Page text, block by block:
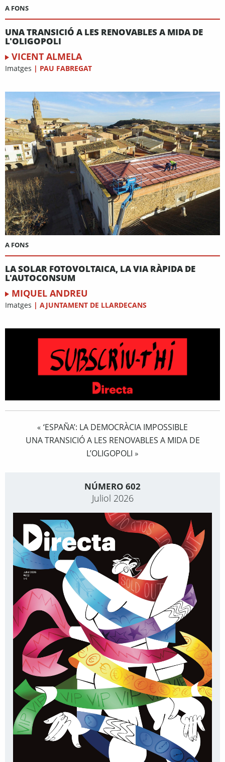
A FONS
UNA TRANSICIÓ A LES RENOVABLES A MIDA DE
L'OLIGOPOLI
VICENT ALMELA
Imatges | PAU FABREGAT
A FONS
LA SOLAR FOTOVOLTAICA, LA VIA RÀPIDA DE
L'AUTOCONSUM
MIQUEL ANDREU
Imatges | AJUNTAMENT DE LLARDECANS
« ‘ESPAÑA’: LA DEMOCRÀCIA IMPOSSIBLE
UNA TRANSICIÓ A LES RENOVABLES A MIDA DE
L’OLIGOPOLI »
NÚMERO 602
Juliol 2026